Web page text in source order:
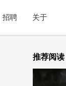
招聘 关于
推荐阅读